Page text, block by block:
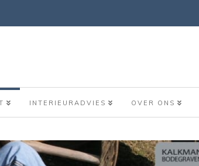
INTERIEURADVIES OVER ONS